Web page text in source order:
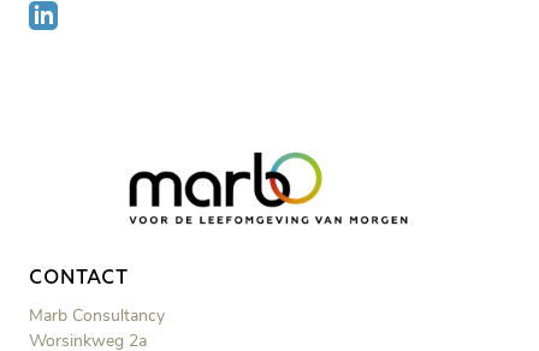
CONTACT
Marb Consultancy
Worsinkweg 2a